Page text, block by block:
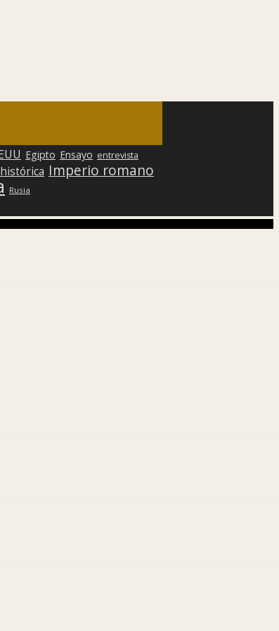
Egipto Ensayo entrevista
histórica Imperio romano
Rusia